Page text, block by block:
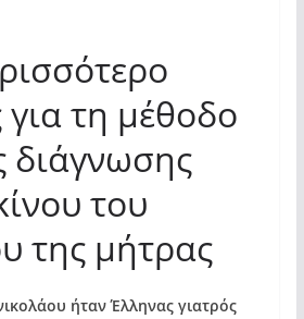
τη μέθοδο
διάγνωσης
του
της μήτρας
ήταν Έλληνας γιατρός